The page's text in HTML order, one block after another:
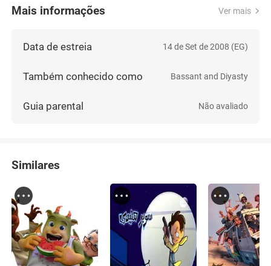
Mais informações Ver mais
Data de estreia 14 de Set de 2008 (EG)
Também conhecido como Bassant and Diyasty
Guia parental Não avaliado
Similares